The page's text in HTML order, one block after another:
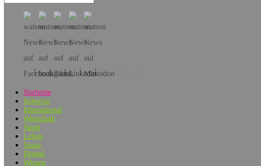
Hol dir die App!
Startseite
Schweiz
International
Wirtschaft
Sport
Leben
Spass
Digital
Wissen